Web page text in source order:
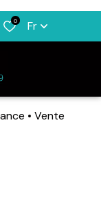
0 Fr
Vente